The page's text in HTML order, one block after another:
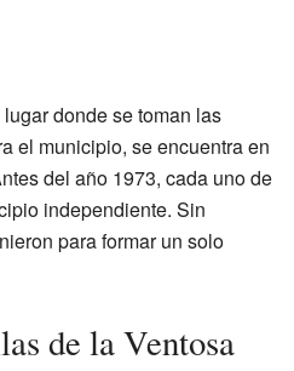
donde se toman las
el municipio, se encuentra en
del año 1973, cada uno de
independiente. Sin
para formar un solo
de la Ventosa